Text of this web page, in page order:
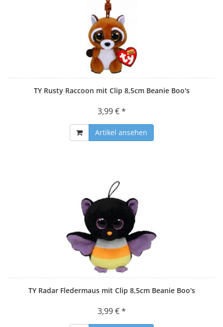
TY Rusty Raccoon mit Clip 8,5cm Beanie Boo's
3,99 € *
Artikel ansehen
TY Radar Fledermaus mit Clip 8,5cm Beanie Boo's
3,99 € *